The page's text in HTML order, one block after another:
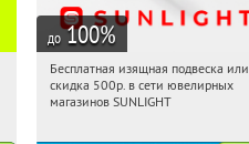
до 100%
15:34:21 Получили:
Россия
Бесплатная изящная подвеска или
скидка 500р. в сети ювелирных
магазинов SUNLIGHT